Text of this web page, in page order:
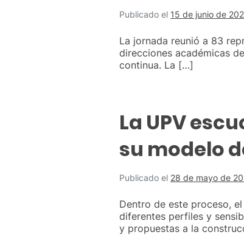
Publicado el 15 de junio de
La jornada reunió a 83
direcciones académicas
continua. La […]
La UPV
su modelo
Publicado el 28 de mayo de
Dentro de este proceso,
diferentes perfiles y
y propuestas a la